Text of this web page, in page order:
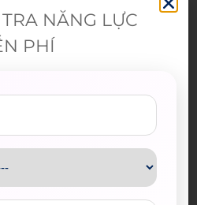
Brand New Day – Bộ
NĂNG LỰC
PHÍ